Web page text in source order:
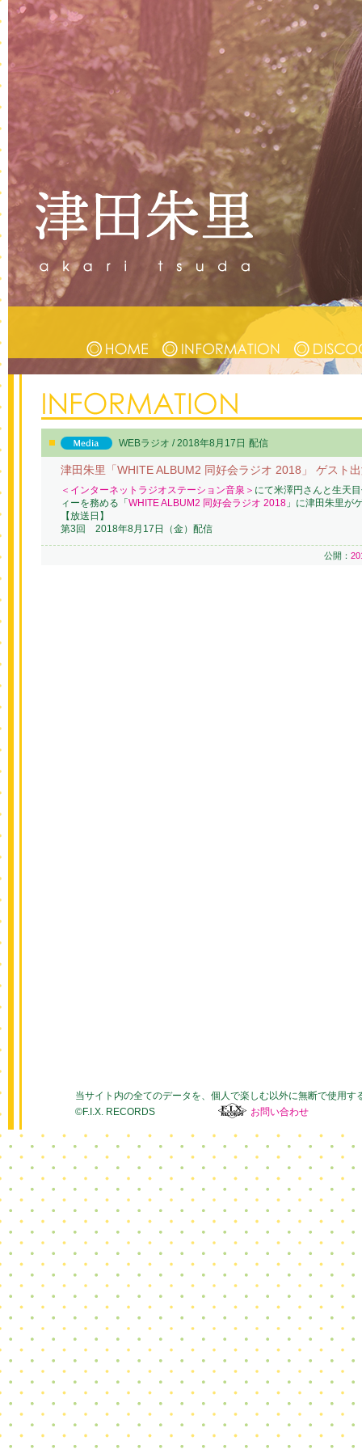
WEBラジオ / 2018年8月17日 配信
津田朱里「WHITE ALBUM2 同好会ラジオ 2018」 ゲスト
＜インターネットラジオステーション音泉＞ にて米澤円さんと生天
ィーを務める「 WHITE ALBUM2 同好会ラジオ 2018 」に津田朱里が
【放送日】
第3回 2018年8月17日（金）配信
公開：
当サイト内の全てのデータを、個人で楽しむ以外に無断で使用す
©F.I.X. RECORDS
お問い合わせ